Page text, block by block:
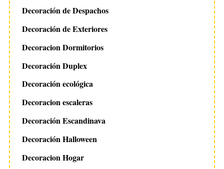
Decoración de Despachos
Decoración de Exteriores
Decoracion Dormitorios
Decoración Duplex
Decoración ecológica
Decoracion escaleras
Decoración Escandinava
Decoración Halloween
Decoracion Hogar